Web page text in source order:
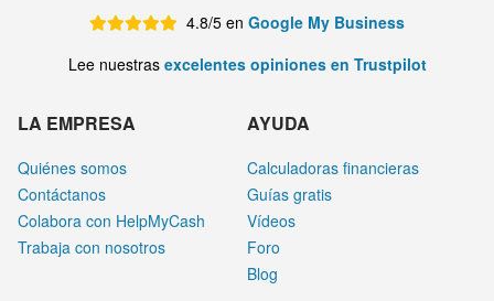
4.8/5 en Google My Business
Lee nuestras excelentes opiniones en Trustpilot
LA EMPRESA
Quiénes somos
Contáctanos
Colabora con HelpMyCash
Trabaja con nosotros
AYUDA
Calculadoras financieras
Guías gratis
Vídeos
Foro
Blog